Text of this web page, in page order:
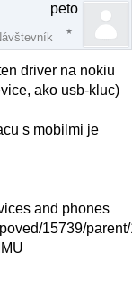
peto
driver na nokiu
ako usb-kluc)
s mobilmi je
and phones
15739/